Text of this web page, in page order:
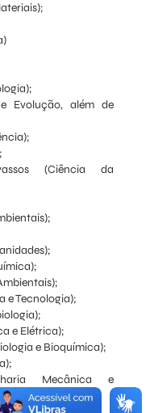
Evolução, além de
(Ciência da
e Tecnologia);
e Elétrica);
e Bioquímica);
Mecânica e